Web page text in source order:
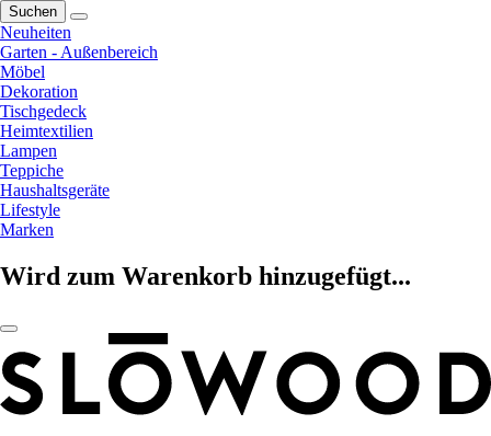
Suchen
Neuheiten
Garten - Außenbereich
Möbel
Dekoration
Tischgedeck
Heimtextilien
Lampen
Teppiche
Haushaltsgeräte
Lifestyle
Marken
Wird zum Warenkorb hinzugefügt...